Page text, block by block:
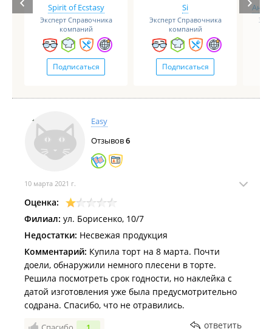
Spirit of Ecstasy
Эксперт Справочника
компаний
Подписаться
Si
Эксперт Справочника
компаний
Подписаться
Easy
Отзывов6
10 марта 2021 г.
Оценка:
Филиал: ул. Борисенко, 10/7
Недостатки: Несвежая продукция
Комментарий: Купила торт на 8 марта. Почти
доели, обнаружили немного плесени в торте.
Решила посмотреть срок годности, но наклейка с
датой изготовления уже была предусмотрительно
содрана. Спасибо, что не отравились.
ответить